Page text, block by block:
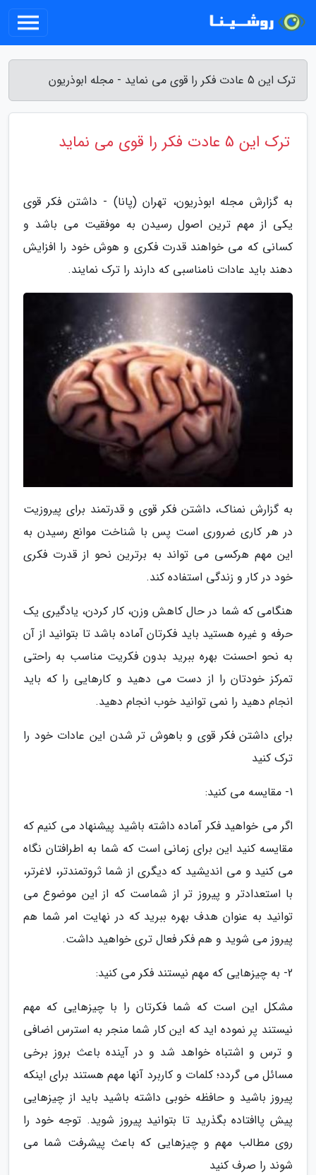
ترک این 5 عادت فکر را قوی می نماید - مجله ابوذریون
ترک این 5 عادت فکر را قوی می نماید
به گزارش مجله ابوذریون، تهران (پانا) - داشتن فکر قوی
یکی از مهم ترین اصول رسیدن به موفقیت می باشد و
کسانی که می خواهند قدرت فکری و هوش خود را افزایش
دهند باید عادات نامناسبی که دارند را ترک نمایند.
به گزارش نمناک، داشتن فکر قوی و قدرتمند برای پیروزیت
در هر کاری ضروری است پس با شناخت موانع رسیدن به
این مهم هرکسی می تواند به برترین نحو از قدرت فکری
خود در کار و زندگی استفاده کند.
هنگامی که شما در حال کاهش وزن، کار کردن، یادگیری یک
حرفه و غیره هستید باید فکرتان آماده باشد تا بتوانید از آن
به نحو احسنت بهره ببرید بدون فکریت مناسب به راحتی
تمرکز خودتان را از دست می دهید و کارهایی را که باید
انجام دهید را نمی توانید خوب انجام دهید.
برای داشتن فکر قوی و باهوش تر شدن این عادات خود را
ترک کنید
1- مقایسه می کنید:
اگر می خواهید فکر آماده داشته باشید پیشنهاد می کنیم که
مقایسه کنید این برای زمانی است که شما به اطرافتان نگاه
می کنید و می اندیشید که دیگری از شما ثروتمندتر، لاغرتر،
با استعدادتر و پیروز تر از شماست که از این موضوع می
توانید به عنوان هدف بهره ببرید که در نهایت امر شما هم
پیروز می شوید و هم فکر فعال تری خواهید داشت.
2- به چیزهایی که مهم نیستند فکر می کنید:
مشکل این است که شما فکرتان را با چیزهایی که مهم
نیستند پر نموده اید که این کار شما منجر به استرس اضافی
و ترس و اشتباه خواهد شد و در آینده باعث بروز برخی
مسائل می گردد؛ کلمات و کاربرد آنها مهم هستند برای اینکه
پیروز باشید و حافظه خوبی داشته باشید باید از چیزهایی
پیش پاافتاده بگذرید تا بتوانید پیروز شوید. توجه خود را
روی مطالب مهم و چیزهایی که باعث پیشرفت شما می
شوند را صرف کنید